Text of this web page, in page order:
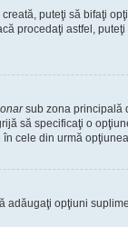
puteţi să bifaţi
procedaţi astfel,
sub zona principală
să specificaţi o
cele din urmă
opţiuni